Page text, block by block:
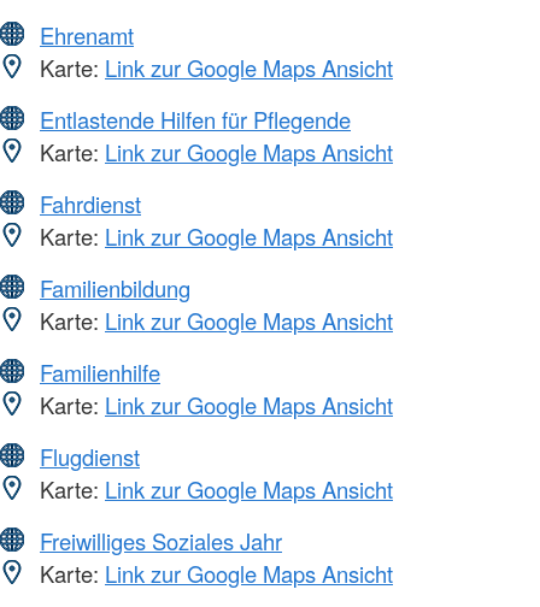
Ehrenamt
Karte: Link zur Google Maps Ansicht
Entlastende Hilfen für Pflegende
Karte: Link zur Google Maps Ansicht
Fahrdienst
Karte: Link zur Google Maps Ansicht
Familienbildung
Karte: Link zur Google Maps Ansicht
Familienhilfe
Karte: Link zur Google Maps Ansicht
Flugdienst
Karte: Link zur Google Maps Ansicht
Freiwilliges Soziales Jahr
Karte: Link zur Google Maps Ansicht